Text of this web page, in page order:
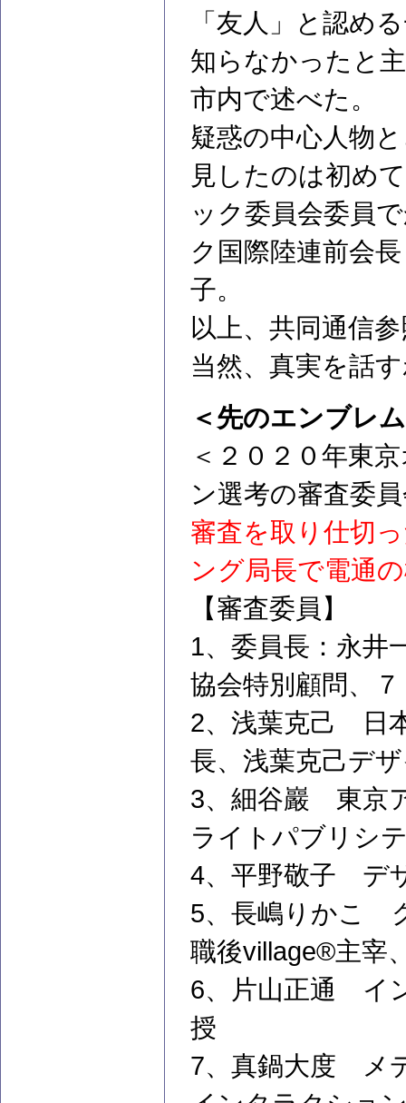
「友人」と認め
知らなかったと
市内で述べた。
疑惑の中心人物
見したのは初め
ック委員会委員
ク国際陸連前会
子。
以上、共同通信
当然、真実を話
＜先のエンブレ
＜２０２０年東
ン選考の審査委
審査を取り仕切
ング局長で電通
【審査委員】
1、委員長：永
協会特別顧問、
2、浅葉克己 日
長、浅葉克己デ
3、細谷巖 東京
ライトパブリシ
4、平野敬子 デ
5、長嶋りかこ
職後village®主宰
6、片山正通 イ
授
7、真鍋大度 メ